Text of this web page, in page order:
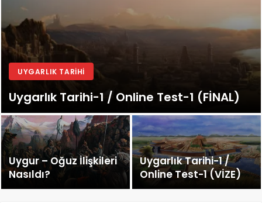
UYGARLIK TARIHI
Uygarlık Tarihi-1 / Online Test-1 (FİNAL)
Uygur – Oğuz İlişkileri
Nasıldı?
Uygarlık Tarihi-1 /
Online Test-1 (VİZE)